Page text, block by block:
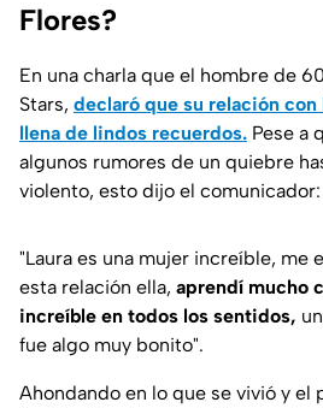
Flores?
En una charla que el hombre de
Stars, declaró que su relación con
llena de lindos recuerdos. Pese a
algunos rumores de un quiebre
violento, esto dijo el comunicador:
"Laura es una mujer increíble, me
esta relación ella, aprendí mucho
increíble en todos los sentidos,
fue algo muy bonito".
Ahondando en lo que se vivió y el